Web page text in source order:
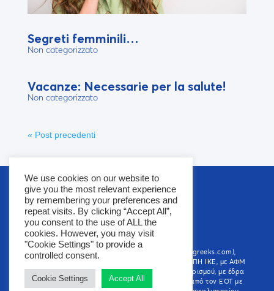
Segreti femminili…
Non categorizzato
Vacanze: Necessarie per la salute!
Non categorizzato
« Post precedenti
To ηλεκτρονικό κατάστημα που βρίσκεστε (thegreeks.com),
ανήκει στην εταιρεία ΠΑΡΑΠΕΝΤΕ ΜΟΝΟΠΡΟΣΩΠΗ ΙΚΕ, με ΑΦΜ
999567649. Η εταιρεία είναι Γραφείο Γενικού Τουρισμού, με έδρα
την Θεσσαλονίκη και νόμιμη άδεια λειτουργίας από τον ΕΟΤ με
We use cookies on our website to
give you the most relevant experience
by remembering your preferences and
repeat visits. By clicking “Accept All”,
you consent to the use of ALL the
cookies. However, you may visit
"Cookie Settings" to provide a
controlled consent.
Cookie Settings Accept All